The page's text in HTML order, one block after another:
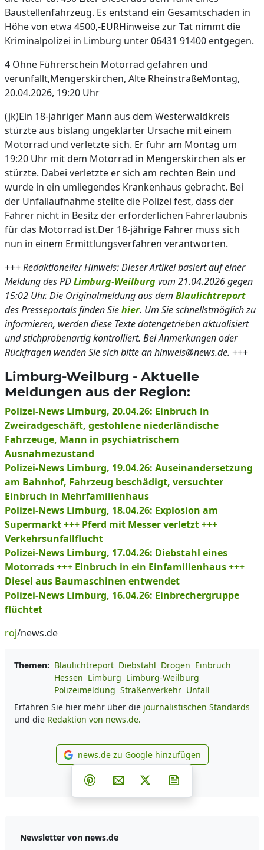
Baustellenfahrzeug. Es entstand ein Gesamtschaden in
Höhe von etwa 4500,-EURHinweise zur Tat nimmt die
Kriminalpolizei in Limburg unter 06431 91400 entgegen.
4 Ohne Führerschein Motorrad gefahren und
verunfallt,Mengerskirchen, Alte RheinstraßeMontag,
20.04.2026, 19:20 Uhr
(jk)Ein 18-jähriger Mann aus dem Westerwaldkreis
stürzte aus bislang ungeklärter Ursache mit einem
Motorrad und verletzte sich. Er fuhr am Montag um
19:20 Uhr mit dem Motorrad in Mengerskirchen als er
stürzte. Dabei verletzte er sich am rechten Bein und
wurde in ein umliegendes Krankenhaus gebracht. Bei
der Unfallaufnahme stellte die Polizei fest, dass der
Fahrer nicht in Besitz der erforderlichen Fahrerlaubnis
für das Motorrad ist.Der 18-jährige Fahrer muss sich
nun in einem Ermittlungsverfahren verantworten.
+++Redaktioneller Hinweis: Dieser Artikel basiert auf einer
Meldung des PDLimburg-Weilburgvom 21.04.2026 gegen
15:02 Uhr. Die Originalmeldung aus dem Blaulichtreport
des Presseportals finden Siehier. Um Sie schnellstmöglich zu
informieren, werden diese Texte datengetrieben aktualisiert
und stichprobenartig kontrolliert. Bei Anmerkungen oder
Rückfragen wenden Sie sich bitte an hinweis@news.de. +++
Limburg-Weilburg - Aktuelle
Meldungen aus der Region:
Polizei-News Limburg, 20.04.26: Einbruch in
Zweiradgeschäft, gestohlene niederländische
Fahrzeuge, Mann in psychiatrischem
Ausnahmezustand
Polizei-News Limburg, 19.04.26: Auseinandersetzung
am Bahnhof, Fahrzeug beschädigt, versuchter
Einbruch in Mehrfamilienhaus
Polizei-News Limburg, 18.04.26: Explosion am
Supermarkt +++ Pferd mit Messer verletzt +++
Verkehrsunfallflucht
Polizei-News Limburg, 17.04.26: Diebstahl eines
Motorrads +++ Einbruch in ein Einfamilienhaus +++
Diesel aus Baumaschinen entwendet
Polizei-News Limburg, 16.04.26: Einbrechergruppe
flüchtet
roj/news.de
Themen: Blaulichtreport Diebstahl Drogen Einbruch
Hessen Limburg Limburg-Weilburg
Polizeimeldung Straßenverkehr Unfall
Erfahren Sie hier mehr über die journalistischen Standards
und die Redaktion von news.de.
news.de zu Google
news.de zu Google hinzufügen
Teilen auf Facebook
Teilen auf Whatsapp
Teilen auf Telegram
Teilen auf Pinterest
Per E-Mail teilen
Post auf X
Newsletter von news.de